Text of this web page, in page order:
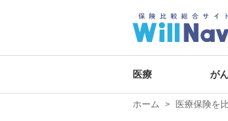
医療 が
ホーム 医療保険を